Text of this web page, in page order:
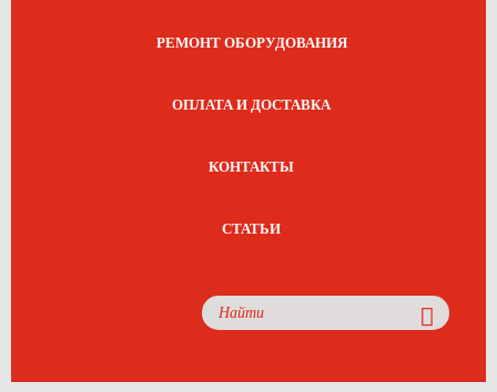
РЕМОНТ ОБОРУДОВАНИЯ
ОПЛАТА И ДОСТАВКА
КОНТАКТЫ
СТАТЬИ